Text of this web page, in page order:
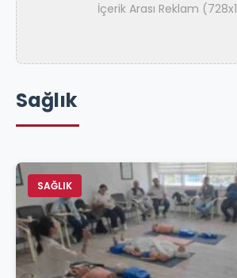
İçerik Arası Reklam
Sağlık
SAĞLIK